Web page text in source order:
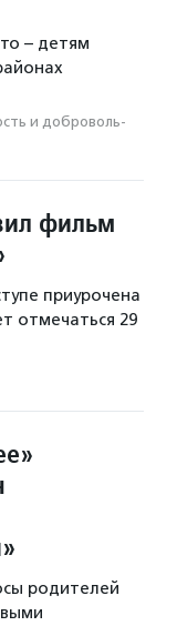
– детям
и доброволь­
фильм
приурочена
отмечаться 29
родителей